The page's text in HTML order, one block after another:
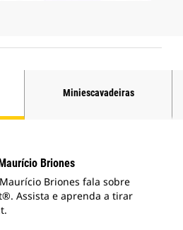
Miniescavadeiras
Briones
Briones fala sobre
Assista e aprenda a tirar